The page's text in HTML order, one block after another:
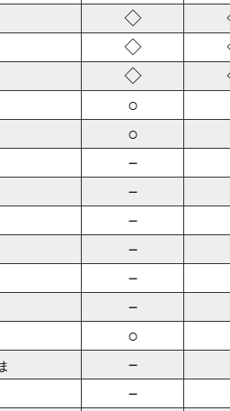
◇
◇
◇
○
○
－
－
－
－
－
－
○
－
－